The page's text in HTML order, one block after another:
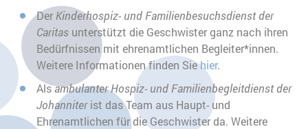
DerKinderhospiz- und Familienbesuchsdienst der
Caritasunterstützt die Geschwister ganz nach ihren
Bedürfnissen mit ehrenamtlichen Begleiter*innen.
Weitere Informationen finden Siehier.
Alsambulanter Hospiz- und Familienbegleitdienst der
Johanniterist das Team aus Haupt- und
Ehrenamtlichen für die Geschwister da. Weitere